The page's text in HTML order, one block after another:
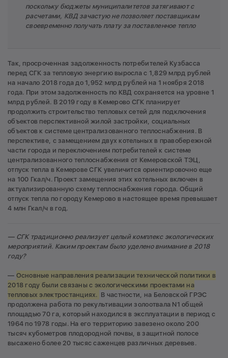
поскольку бюджеты муниципалитетов затягивают с
расчетами, КВД зачастую не позволяет поставщикам
своевременно получать плату за поставленное тепло
Так, просроченная задолженность потребителей Кузбасса
перед СГК за тепловую энергию выросла с 1,829 млрд рублей
на начало 2018 года до 1,952 млрд рублей на 1 ноября 2018
года. При этом задолженность по КВД сохраняется на уровне 1
млрд рублей. В 2019 году в Кемерово СГК планирует
продолжить строительство тепловых сетей для подключения
объектов перспективной жилой застройки, социальных
объектов к системе централизованного теплоснабжения. В
перспективе, с замещением двух котельных в правобережной
части города и переключением потребителей к системе
централизованного теплоснабжения от Кемеровской ТЭЦ,
отпуск тепла в Кемерове СГК увеличится ориентировочно еще
на 100 Гкал/ч. Проект замещения этих котельных включен в
актуализированную схему теплоснабжения города. Общий
отпуск тепла по городу Кемерово в настоящее время превышает
4 млн Гкал/ч в год.
— СГК традиционно реализует целый комплекс экологических
мероприятий. Каким проектам было уделено внимание в 2018
году?
— Основные направления реализации технической политики в
2018 году были связаны с экологическими проектами на
тепловых электростанциях. В частности, на Беловской ГРЭС
продолжена работа по рекультивации золоотвала N1 общей
площадью 70 га, который находился в эксплуатации в период с
1964 по 1978 годы. На его территорию завезено около 200
тысяч кубометров плодородной почвы, в защитной полосе
высажено более 20 тысяс саженцев различных деревьев.